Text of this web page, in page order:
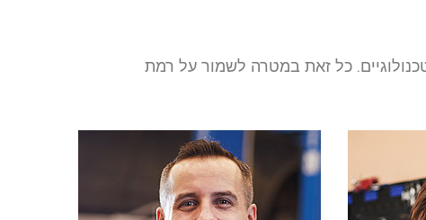
כל זאת במטרה לשמור על רמת